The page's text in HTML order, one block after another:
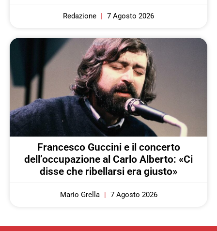
Redazione 7 Agosto 2026
Francesco Guccini e il concerto
dell’occupazione al Carlo Alberto: «Ci
disse che ribellarsi era giusto»
Mario Grella 7 Agosto 2026